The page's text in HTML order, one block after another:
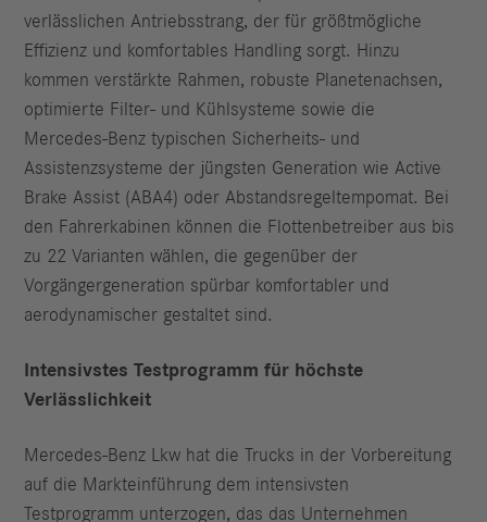
verlässlichen Antriebsstrang, der für größtmögliche
Effizienz und komfortables Handling sorgt. Hinzu
kommen verstärkte Rahmen, robuste Planetenachsen,
optimierte Filter- und Kühlsysteme sowie die
Mercedes-Benz typischen Sicherheits- und
Assistenzsysteme der jüngsten Generation wie Active
Brake Assist (ABA4) oder Abstandsregeltempomat. Bei
den Fahrerkabinen können die Flottenbetreiber aus bis
zu 22 Varianten wählen, die gegenüber der
Vorgängergeneration spürbar komfortabler und
aerodynamischer gestaltet sind.
Intensivstes Testprogramm für höchste
Verlässlichkeit
Mercedes-Benz Lkw hat die Trucks in der Vorbereitung
auf die Markteinführung dem intensivsten
Testprogramm unterzogen, das das Unternehmen